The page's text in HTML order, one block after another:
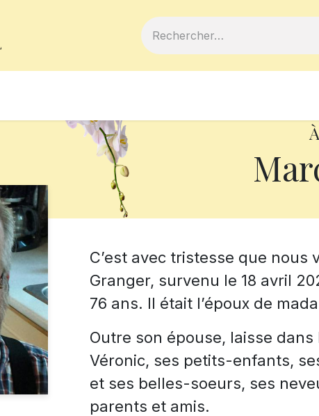
C’est avec tristesse que nous
Granger, survenu le 18 avril
76 ans. Il était l’époux de
Outre son épouse, laisse
Véronic, ses petits-enfants,
et ses belles-soeurs, ses
parents et amis.